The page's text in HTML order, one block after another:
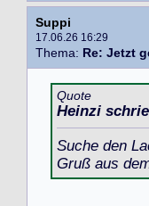
Suppi
17.06.26 16:29
Thema: Re: Jetzt
Quote
Heinzi
Suche den
Gruß aus